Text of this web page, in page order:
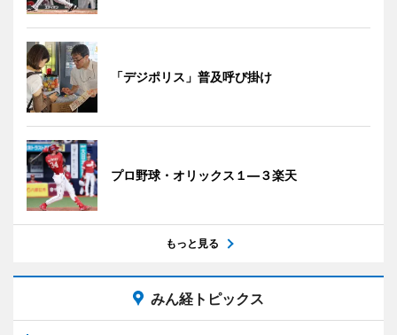
「デジポリス」普及呼び掛け
プロ野球・オリックス１―３楽天
もっと見る
みん経トピックス